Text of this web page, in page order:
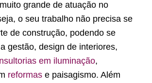
grande de atuação no
o seu trabalho não precisa se
de construção, podendo se
gestão, design de interiores,
em iluminação,
reformas e paisagismo. Além